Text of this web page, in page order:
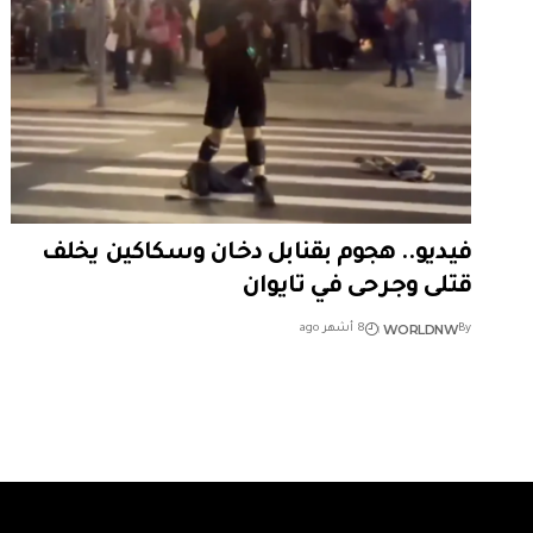
فيديو.. هجوم بقنابل دخان وسكاكين يخلف
قتلى وجرحى في تايوان
By
WORLDNW 8 أشهر ago